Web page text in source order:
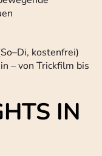
kostenfrei)
– von Trickfilm bis
IN